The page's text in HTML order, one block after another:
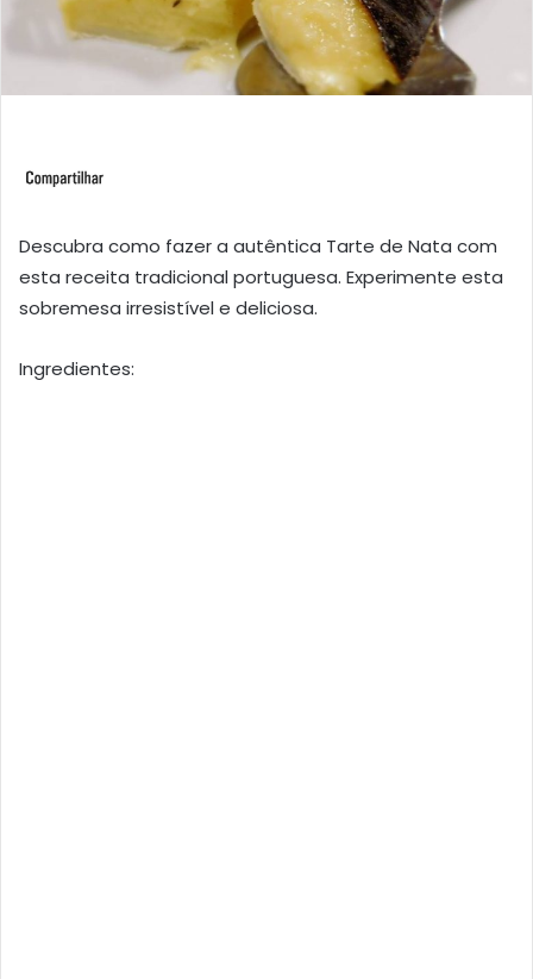
Descubra como fazer a autêntica Tarte de Nata com
esta receita tradicional portuguesa. Experimente esta
sobremesa irresistível e deliciosa.
Ingredientes: